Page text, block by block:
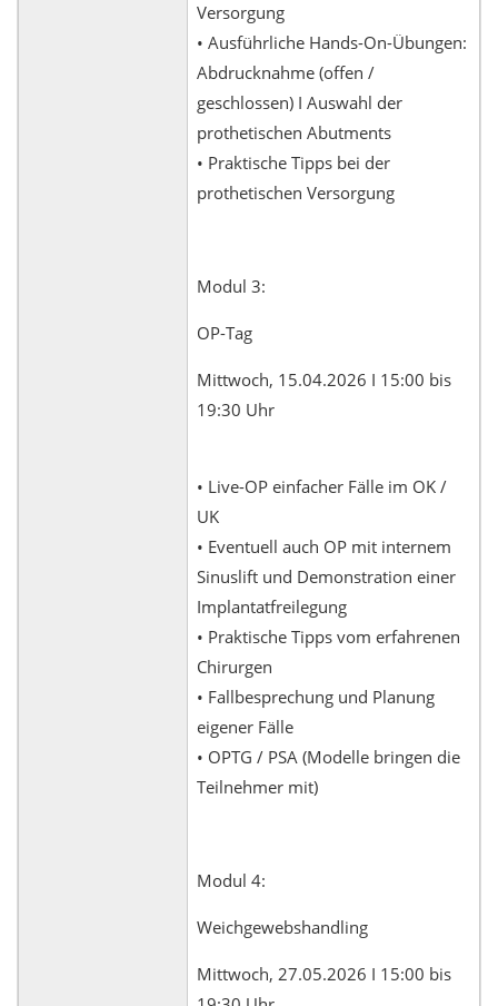
Versorgung
• Ausführliche Hands-On-Übungen:
Abdrucknahme (offen /
geschlossen) I Auswahl der
prothetischen Abutments
• Praktische Tipps bei der
prothetischen Versorgung
Modul 3:
OP-Tag
Mittwoch, 15.04.2026 I 15:00 bis
19:30 Uhr
• Live-OP einfacher Fälle im OK /
UK
• Eventuell auch OP mit internem
Sinuslift und Demonstration einer
Implantatfreilegung
• Praktische Tipps vom erfahrenen
Chirurgen
• Fallbesprechung und Planung
eigener Fälle
• OPTG / PSA (Modelle bringen die
Teilnehmer mit)
Modul 4:
Weichgewebshandling
Mittwoch, 27.05.2026 I 15:00 bis